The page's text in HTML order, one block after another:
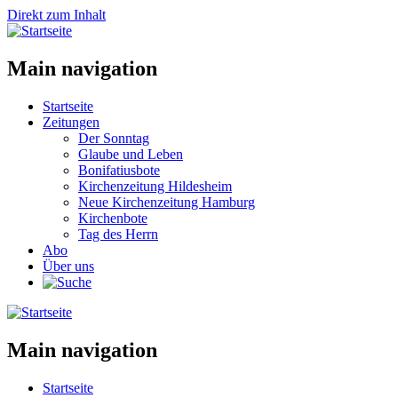
Direkt zum Inhalt
Main navigation
Startseite
Zeitungen
Der Sonntag
Glaube und Leben
Bonifatiusbote
Kirchenzeitung Hildesheim
Neue Kirchenzeitung Hamburg
Kirchenbote
Tag des Herrn
Abo
Über uns
Main navigation
Startseite